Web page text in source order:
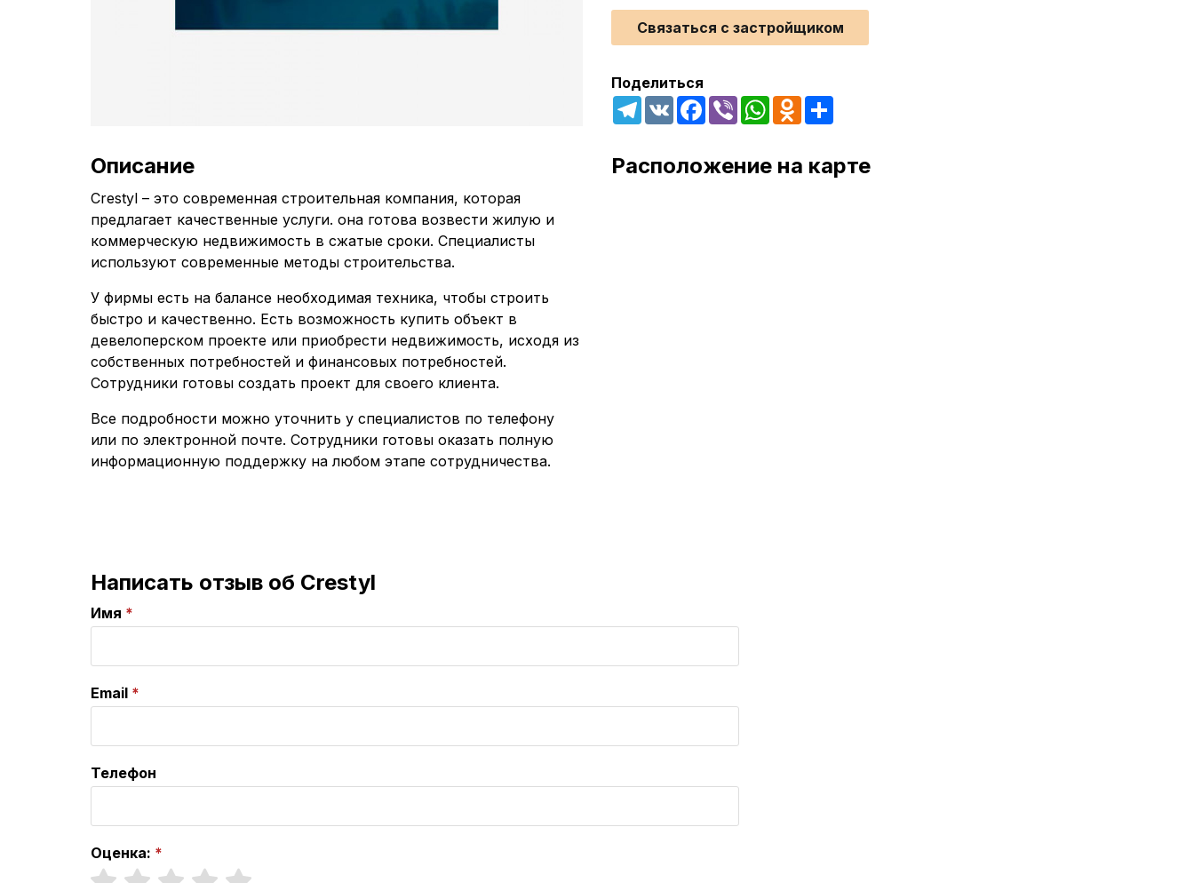
Связаться с застройщиком
Поделиться
Telegram
VK Facebook
Viber WhatsAppOdnoklassniki
Описание
Crestyl – это современная строительная компания, которая
предлагает качественные услуги. она готова возвести жилую и
коммерческую недвижимость в сжатые сроки. Специалисты
используют современные методы строительства.
У фирмы есть на балансе необходимая техника, чтобы строить
быстро и качественно. Есть возможность купить объект в
девелоперском проекте или приобрести недвижимость, исходя из
собственных потребностей и финансовых потребностей.
Сотрудники готовы создать проект для своего клиента.
Все подробности можно уточнить у специалистов по телефону
или по электронной почте. Сотрудники готовы оказать полную
информационную поддержку на любом этапе сотрудничества.
Расположение на карте
Написать отзыв об Crestyl
Имя
Email
Телефон
Оценка: